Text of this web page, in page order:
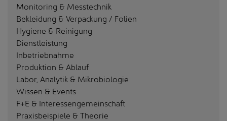
Monitoring & Messtechnik
Bekleidung & Verpackung / Folien
Hygiene & Reinigung
Dienstleistung
Inbetriebnahme
Produktion & Ablauf
Labor, Analytik & Mikrobiologie
Wissen & Events
F+E & Interessengemeinschaft
Praxisbeispiele & Theorie